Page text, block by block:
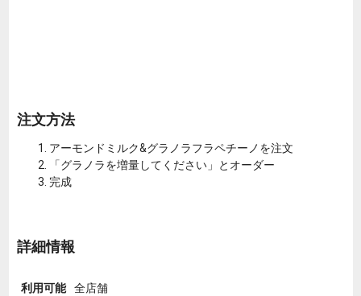
注文方法
アーモンドミルク&グラノラフラペチーノを注文
「グラノラを増量してください」とオーダー
完成
詳細情報
利用可能 全店舗